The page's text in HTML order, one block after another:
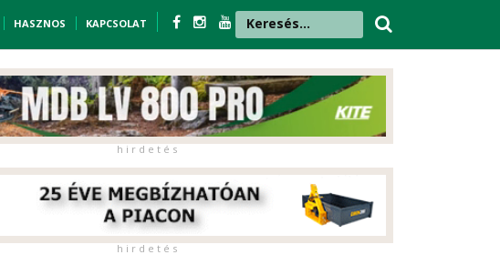
HASZNOS KAPCSOLAT
h i r d e t é s
h i r d e t é s